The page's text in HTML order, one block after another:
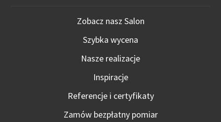
Zobacz nasz Salon
Szybka wycena
Nasze realizacje
Inspiracje
Referencje i certyfikaty
Zamów bezpłatny pomiar